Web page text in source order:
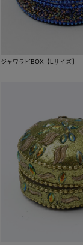
ジャワラビBOX【Lサイズ】